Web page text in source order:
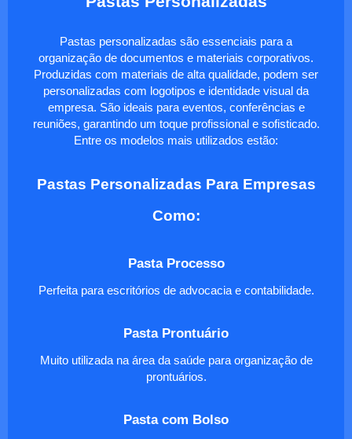
Pastas personalizadas são essenciais para a
organização de documentos e materiais corporativos.
Produzidas com materiais de alta qualidade, podem ser
personalizadas com logotipos e identidade visual da
empresa. São ideais para eventos, conferências e
reuniões, garantindo um toque profissional e sofisticado.
Entre os modelos mais utilizados estão:
Pastas Personalizadas Para Empresas
Como:
Pasta Processo
Perfeita para escritórios de advocacia e contabilidade.
Pasta Prontuário
Muito utilizada na área da saúde para organização de
prontuários.
Pasta com Bolso